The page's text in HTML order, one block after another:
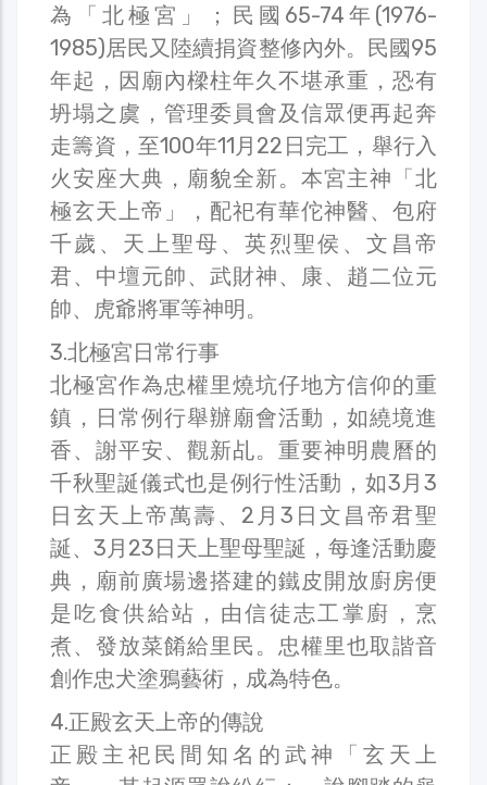
為「北極宮」；民國65-74年(1976-
1985)居民又陸續捐資整修內外。民國95
年起，因廟內樑柱年久不堪承重，恐有
坍塌之虞，管理委員會及信眾便再起奔
走籌資，至100年11月22日完工，舉行入
火安座大典，廟貌全新。本宮主神「北
極玄天上帝」，配祀有華佗神醫、包府
千歲、天上聖母、英烈聖侯、文昌帝
君、中壇元帥、武財神、康、趙二位元
帥、虎爺將軍等神明。
3.北極宮日常行事
北極宮作為忠權里燒坑仔地方信仰的重
鎮，日常例行舉辦廟會活動，如繞境進
香、謝平安、觀新乩。重要神明農曆的
千秋聖誕儀式也是例行性活動，如3月3
日玄天上帝萬壽、2月3日文昌帝君聖
誕、3月23日天上聖母聖誕，每逢活動慶
典，廟前廣場邊搭建的鐵皮開放廚房便
是吃食供給站，由信徒志工掌廚，烹
煮、發放菜餚給里民。忠權里也取諧音
創作忠犬塗鴉藝術，成為特色。
4.正殿玄天上帝的傳說
正殿主祀民間知名的武神「玄天上